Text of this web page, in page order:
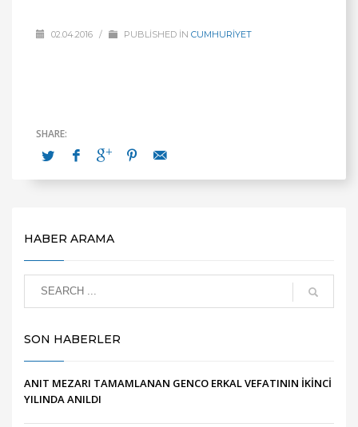
02.04.2016 / PUBLISHED IN CUMHURİYET
HABER ARAMA
SON HABERLER
ANIT MEZARI TAMAMLANAN GENCO ERKAL VEFATININ İKİNCİ
YILINDA ANILDI